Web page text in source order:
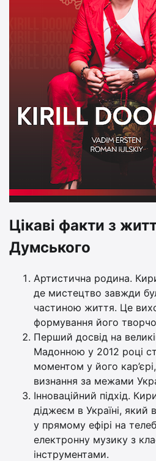
Цікаві факти з
Думського
Артистична родина.
де мистецтво завжди
частиною життя. Це
формування його
Перший досвід на
Мадонною у 2012 році
моментом у його
визнання за межами
Інноваційний підхід.
діджеєм в Україні, який
у прямому ефірі на
електронну музику з
інструментами.